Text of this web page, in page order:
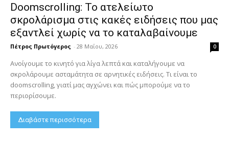
Doomscrolling: Το ατελείωτο
σκρολάρισμα στις κακές ειδήσεις που μας
εξαντλεί χωρίς να το καταλαβαίνουμε
Πέτρος Πρωτόγερος - 28 Μαΐου, 2026 0
Ανοίγουμε το κινητό για λίγα λεπτά και καταλήγουμε να
σκρολάρουμε ασταμάτητα σε αρνητικές ειδήσεις. Τι είναι το
doomscrolling, γιατί μας αγχώνει και πώς μπορούμε να το
περιορίσουμε.
Διαβάστε περισσότερα